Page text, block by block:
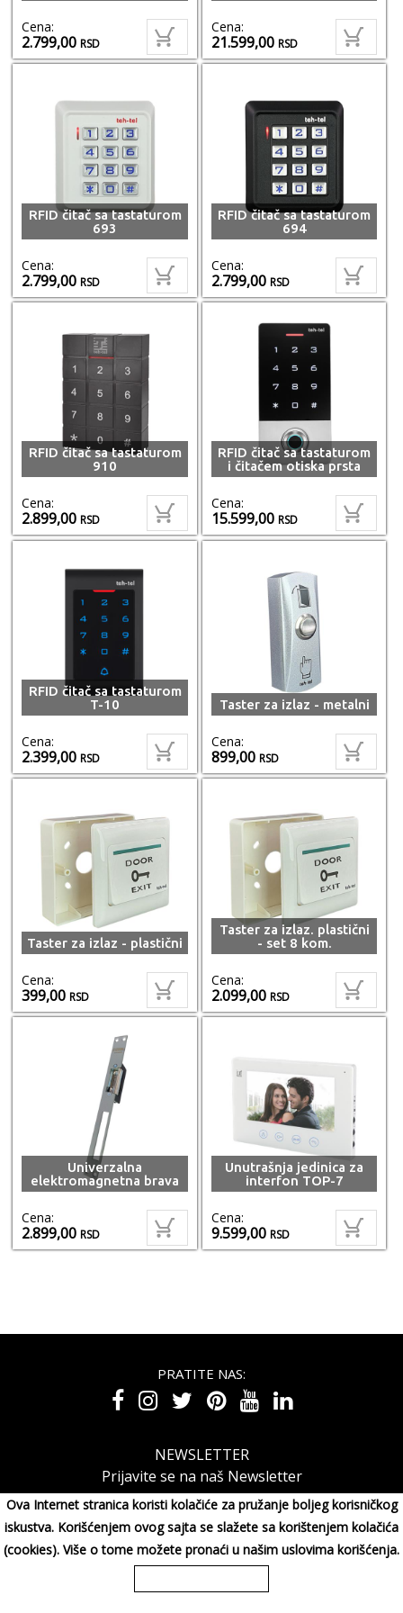
Ova Internet stranica koristi kolačiće za pružanje boljeg korisničkog
iskustva. Korišćenjem ovog sajta se slažete sa korištenjem kolačića
(cookies). Više o tome možete pronaći u našim uslovima korišćenja.
Cena:
2.799,00RSD
Cena:
21.599,00RSD
RFID čitač sa tastaturom
693
Cena:
2.799,00RSD
RFID čitač sa tastaturom
694
Cena:
2.799,00RSD
RFID čitač sa tastaturom
910
Cena:
2.899,00RSD
RFID čitač sa tastaturom
i čitačem otiska prsta
Cena:
15.599,00RSD
RFID čitač sa tastaturom
T-10
Cena:
2.399,00RSD
Taster za izlaz - metalni
Cena:
899,00RSD
Taster za izlaz - plastični
Cena:
399,00RSD
Taster za izlaz. plastični
- set 8 kom.
Cena:
2.099,00RSD
Univerzalna
elektromagnetna brava
Cena:
2.899,00RSD
Unutrašnja jedinica za
interfon TOP-7
Cena:
9.599,00RSD
PRATITE NAS:
NEWSLETTER
Prijavite se na naš Newsletter
MAXIMORA GROUP DOO Miluna Pantića 15, 34000 KRAGUJE,
Srbija065/3003001